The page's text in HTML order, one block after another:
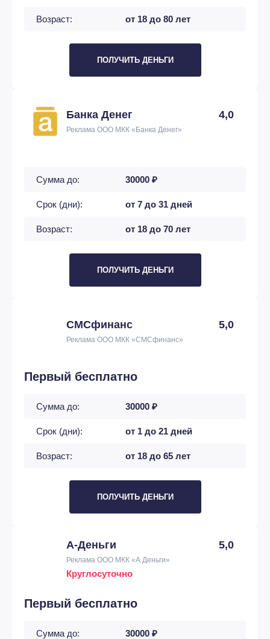
Возраст: от 18 до 80 лет
ПОЛУЧИТЬ ДЕНЬГИ
Банка Денег 4,0
Реклама ООО МКК «Банка Денег»
Сумма до: 30000 ₽
Срок (дни): от 7 до 31 дней
Возраст: от 18 до 70 лет
ПОЛУЧИТЬ ДЕНЬГИ
СМСфинанс 5,0
Реклама ООО МКК «СМСфинанс»
Первый бесплатно
Сумма до: 30000 ₽
Срок (дни): от 1 до 21 дней
Возраст: от 18 до 65 лет
ПОЛУЧИТЬ ДЕНЬГИ
А-Деньги 5,0
Реклама ООО МКК «А Деньги»
Круглосуточно
Первый бесплатно
Сумма до: 30000 ₽